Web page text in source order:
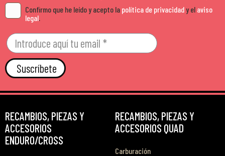
Confirmo que he leído y acepto la política de privacidady el aviso
legal
Suscríbete
RECAMBIOS, PIEZAS Y
ACCESORIOS
ENDURO/CROSS
RECAMBIOS, PIEZAS Y
ACCESORIOS QUAD
Carburación